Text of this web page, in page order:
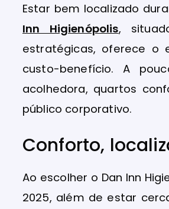
Estar bem localizado
Inn Higienópolis,
estratégicas, oferece o
custo-benefício. A
acolhedora, quartos
público corporativo.
Conforto,
Ao escolher o Dan Inn
2025, além de estar